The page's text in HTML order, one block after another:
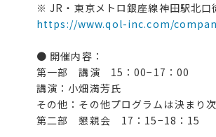
※ JR・東京メトロ銀座線神田駅北口
https://www.qol-inc.com/
● 開催内容：
第一部 講演 15：00−17：00
講演：小畑満芳氏
その他：その他プログラムは決まり
第二部 懇親会 17：15−18：15